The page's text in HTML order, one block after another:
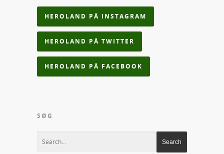
HEROLAND PÅ INSTAGRAM
HEROLAND PÅ TWITTER
HEROLAND PÅ FACEBOOK
SØG